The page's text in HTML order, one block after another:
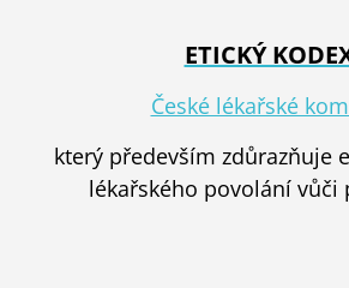
ETICKÝ
České lékařské
který především zdůrazňuje
lékařského povolání vůči